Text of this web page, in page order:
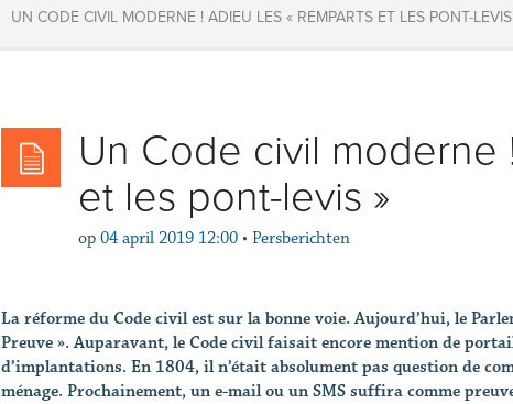
UN CODE CIVIL MODERNE ! ADIEU LES « REMPARTS ET LES PONT-
Un Code civil moderne
et les pont-levis »
op 04 april 2019 12:00 • Persberichten
La réforme du Code civil est sur la bonne voie. Aujourd’hui, le
Preuve ». Auparavant, le Code civil faisait encore mention de
d’implantations. En 1804, il n’était absolument pas question de
ménage. Prochainement, un e-mail ou un SMS suffira comme